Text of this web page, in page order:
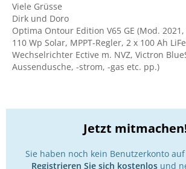
Viele Grüsse
Dirk und Doro
Optima Ontour Edition V65 GE (Mod. 2021,
110 Wp Solar, MPPT-Regler, 2 x 100 Ah
Wechselrichter Ective m. NVZ, Victron
Aussendusche, -strom, -gas etc. pp.)
Jetzt
Sie haben noch kein Benutzerkonto
Registrieren Sie sich kostenlosund